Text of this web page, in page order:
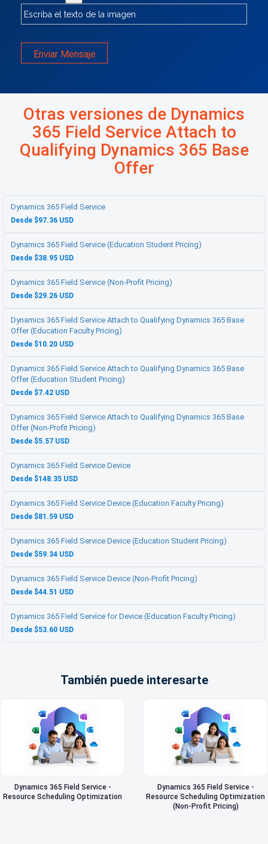
Enviar Mensaje
Otras versiones de Dynamics
365 Field Service Attach to
Qualifying Dynamics 365 Base
Offer
Dynamics 365 Field Service
Desde $97.36 USD
Dynamics 365 Field Service (Education Student Pricing)
Desde $38.95 USD
Dynamics 365 Field Service (Non-Profit Pricing)
Desde $29.26 USD
Dynamics 365 Field Service Attach to Qualifying Dynamics 365 Base
Offer (Education Faculty Pricing)
Desde $10.20 USD
Dynamics 365 Field Service Attach to Qualifying Dynamics 365 Base
Offer (Education Student Pricing)
Desde $7.42 USD
Dynamics 365 Field Service Attach to Qualifying Dynamics 365 Base
Offer (Non-Profit Pricing)
Desde $5.57 USD
Dynamics 365 Field Service Device
Desde $148.35 USD
Dynamics 365 Field Service Device (Education Faculty Pricing)
Desde $81.59 USD
Dynamics 365 Field Service Device (Education Student Pricing)
Desde $59.34 USD
Dynamics 365 Field Service Device (Non-Profit Pricing)
Desde $44.51 USD
Dynamics 365 Field Service for Device (Education Faculty Pricing)
Desde $53.60 USD
También puede interesarte
Dynamics 365 Field Service -
Resource Scheduling Optimization
Dynamics 365 Field Service -
Resource Scheduling Optimization
(Non-Profit Pricing)